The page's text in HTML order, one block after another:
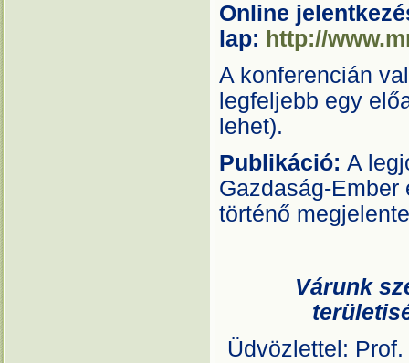
Online
lap: http://
A konferencián
legfeljebb egy
lehet).
Publikáció: A
Gazdaság-
történő
Várunk
Üdvözlettel: